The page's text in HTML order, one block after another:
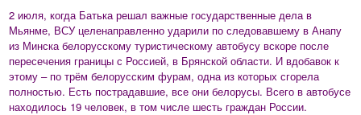
2 июля, когда Батька решал важные государственные дела в
Мьянме, ВСУ целенаправленно ударили по следовавшему в Анапу
из Минска белорусскому туристическому автобусу вскоре после
пересечения границы с Россией, в Брянской области. И вдобавок к
этому – по трём белорусским фурам, одна из которых сгорела
полностью. Есть пострадавшие, все они белорусы. Всего в автобусе
находилось 19 человек, в том числе шесть граждан России.